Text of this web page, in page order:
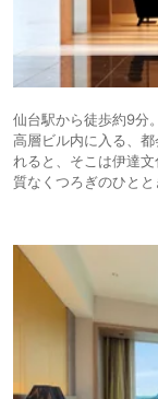
仙台駅から徒歩約9分
高層ビル内に入る、
れると、そこは伊達
質なくつろぎのひとと